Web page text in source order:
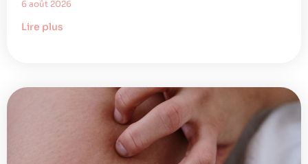
6 août 2026
Lire plus